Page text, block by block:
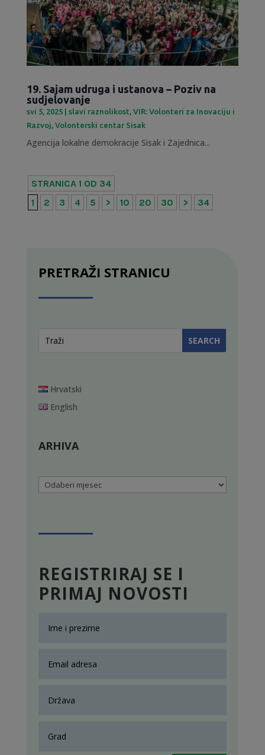
19. Sajam udruga i ustanova – Poziv na
sudjelovanje
svi 5, 2025| slavi raznolikost, VIR: Volonteri za Inovaciju i
Razvoj, Volonterski centar Sisak
Agencija lokalne demokracije Sisak i Zajednica...
STRANICA 1 OD 34
1
2 3 4 5 > 10 20 30 > 34
PRETRAŽI STRANICU
Hrvatski
English
ARHIVA
Arhiva
REGISTRIRAJ SE I
PRIMAJ NOVOSTI